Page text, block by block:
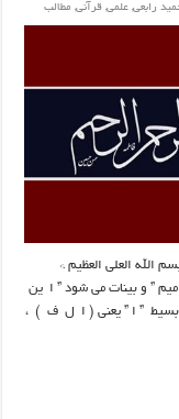
رابعی, علمی, قرآنی, مطالب
الله العلی العظیم *
” و بینات می شود ” ا ین
عدد قطب است و بسیط ” ا ” یعنی ( ا ل ف ) ،